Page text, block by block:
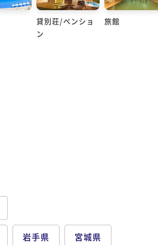
貸別荘/ペンショ
ン
旅館
岩手県 宮城県